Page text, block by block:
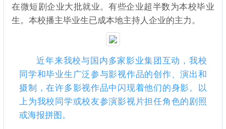
在微短剧企业大批就业。有些企业超半数为本校毕业
生。本校播主毕业生已成本地主持人企业的主力。
近年来我校与国内多家影业集团互动，我校
同学和毕业生广泛参与影视作品的创作、演出和
摄制，在许多影视作品中闪现着他们的身影。以
上为我校同学或校友参演影视片担任角色的剧照
或海报拼图。